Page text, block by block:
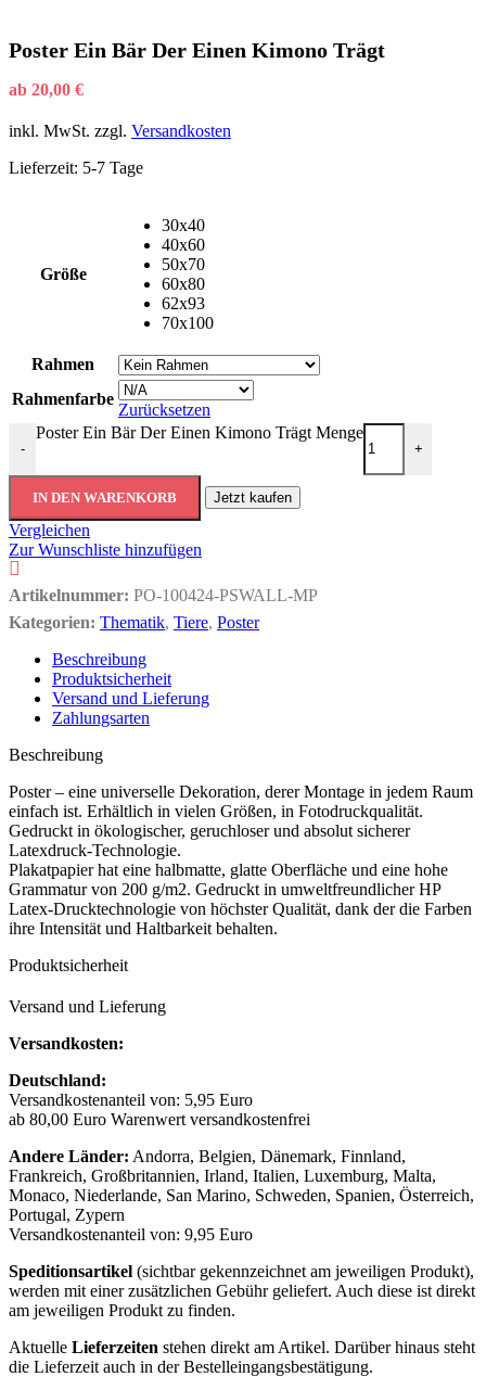
Poster Ein Bär Der Einen Kimono Trägt
ab 20,00 €
inkl. MwSt. zzgl. Versandkosten
Lieferzeit: 5-7 Tage
Größe
30x40
40x60
50x70
60x80
62x93
70x100
Rahmen
Rahmenfarbe
Zurücksetzen
-
Poster Ein Bär Der Einen Kimono Trägt Menge
+
IN DEN WARENKORB Jetzt kaufen
Vergleichen
Zur Wunschliste hinzufügen
Artikelnummer: PO-100424-PSWALL-MP
Kategorien: Thematik, Tiere, Poster
Beschreibung
Produktsicherheit
Versand und Lieferung
Zahlungsarten
Beschreibung
Poster – eine universelle Dekoration, derer Montage in jedem Raum
einfach ist. Erhältlich in vielen Größen, in Fotodruckqualität.
Gedruckt in ökologischer, geruchloser und absolut sicherer
Latexdruck-Technologie.
Plakatpapier hat eine halbmatte, glatte Oberfläche und eine hohe
Grammatur von 200 g/m2. Gedruckt in umweltfreundlicher HP
Latex-Drucktechnologie von höchster Qualität, dank der die Farben
ihre Intensität und Haltbarkeit behalten.
Produktsicherheit
Versand und Lieferung
Versandkosten:
Deutschland:
Versandkostenanteil von: 5,95 Euro
ab 80,00 Euro Warenwert versandkostenfrei
Andere Länder: Andorra, Belgien, Dänemark, Finnland,
Frankreich, Großbritannien, Irland, Italien, Luxemburg, Malta,
Monaco, Niederlande, San Marino, Schweden, Spanien, Österreich,
Portugal, Zypern
Versandkostenanteil von: 9,95 Euro
Speditionsartikel (sichtbar gekennzeichnet am jeweiligen Produkt),
werden mit einer zusätzlichen Gebühr geliefert. Auch diese ist direkt
am jeweiligen Produkt zu finden.
Aktuelle Lieferzeiten stehen direkt am Artikel. Darüber hinaus steht
die Lieferzeit auch in der Bestelleingangsbestätigung.